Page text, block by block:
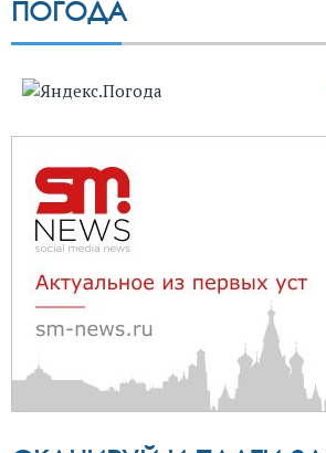
ПОГОДА